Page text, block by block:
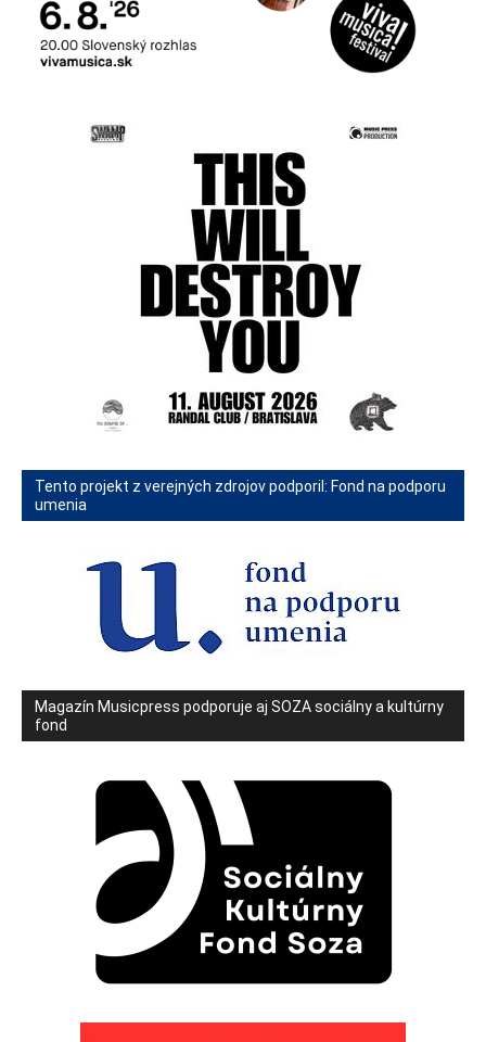
Tento projekt z verejných zdrojov podporil: Fond na podporu
umenia
Magazín Musicpress podporuje aj SOZA sociálny a kultúrny
fond